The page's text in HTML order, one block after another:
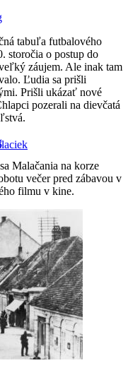
tabuľa futbalového
storočia o postup do
záujem. Ale inak tam
Ľudia sa prišli
Prišli ukázať nové
pozerali na dievčatá
Malačania na korze
večer pred zábavou v
filmu v kine.